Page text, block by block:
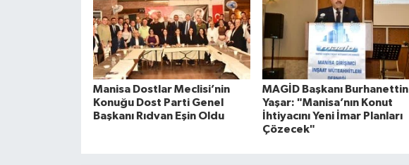
Manisa Dostlar Meclisi’nin
Konuğu Dost Parti Genel
Başkanı Rıdvan Eşin Oldu
MAGİD Başkanı Burhanettin
Yaşar: "Manisa’nın Konut
İhtiyacını Yeni İmar Planları
Çözecek"